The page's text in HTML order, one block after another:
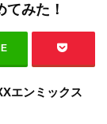
みた！
エンミックス